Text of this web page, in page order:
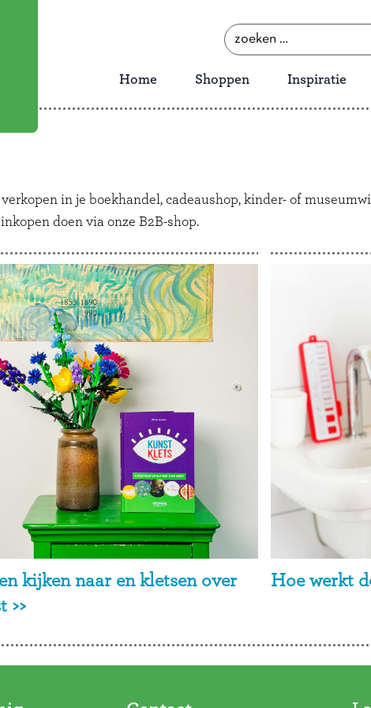
zoeken
naar:
Home Shoppen Inspiratie
in je boekhandel, cadeaushop, kinder- of
doen via onze B2B-shop.
kijken naar en kletsen over
>>
Hoe werkt